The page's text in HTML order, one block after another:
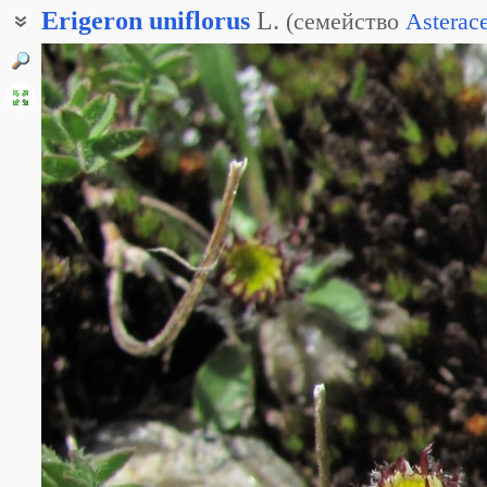
Erigeron uniflorus L. (семейство
Мелколепестник однокорзиночный
Мелколепестник однокорзинчатый